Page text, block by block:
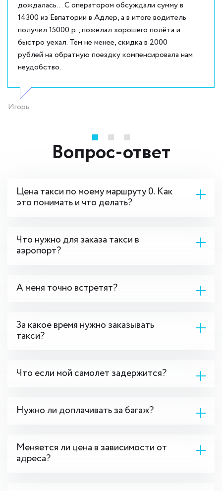
дождалась... С оператором обсуждали сумму в
14300 из Евпатории в Адлер, а в итоге водитель
получил 15000 р., пожелал хорошего полёта и
быстро уехал. Тем не менее, скидка в 2000
рублей на обратную поездку компенсировала нам
неудобство.
Игорь
Вопрос-ответ
Цена такси по моему маршруту 0. Как
это понимать и что делать?
Что нужно для заказа такси в
аэропорт?
А меня точно встретят?
За какое время нужно заказывать
такси?
Что если мой самолет задержится?
Нужно ли доплачивать за багаж?
Меняется ли цена в зависимости от
адреса?